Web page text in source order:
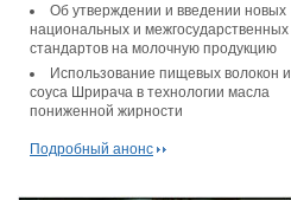
Об утверждении и введении новых
национальных и межгосударственных
стандартов на молочную продукцию
Использование пищевых волокон и
соуса Шрирача в технологии масла
пониженной жирности
Подробный анонс